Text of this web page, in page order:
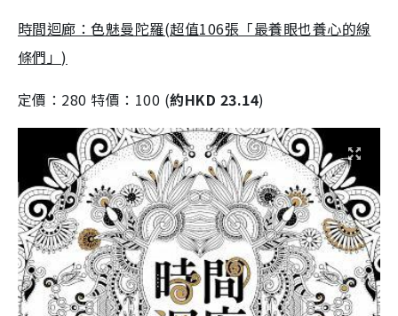
時間迴廊：色魅曼陀羅(超值106張「最養眼也養心的線
條們」)
定價：280 特價：100 (約HKD 23.14)